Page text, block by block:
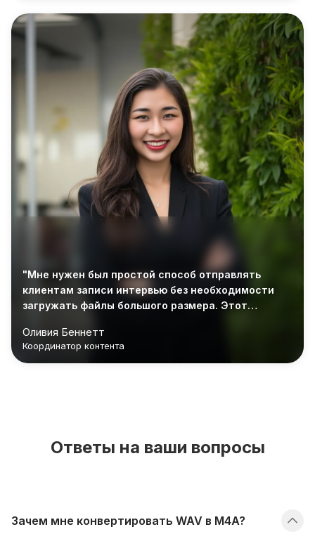
"Мне нужен был простой способ отправлять
клиентам записи интервью без необходимости
загружать файлы большого размера. Этот
быстрым и удобным."
Оливия Беннетт
Координатор контента
Ответы на ваши вопросы
Зачем мне конвертировать WAV в M4A?